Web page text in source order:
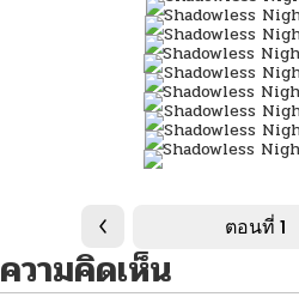
ตอนที่ 1
ความคิดเห็น